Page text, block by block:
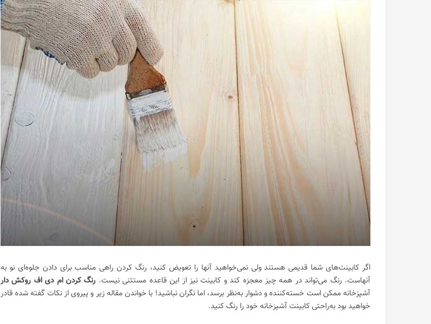
اگر کابینت‌های شما قدیمی هستند ولی نمی‌خواهید آنها را تعویض کنید، رنگ کردن راهی مناسب برای دادن جلوه‌ای نو به
آنهاست. رنگ می‌تواند در همه چیز معجزه کند و کابینت نیز از این قاعده مستثنی نیست. رنگ کردن ام دی اف روکش دار
آشپزخانه ممکن است خسته‌کننده و دشوار به‌نظر برسد، اما نگران نباشید! با خواندن مقاله زیر و پیروی از نکات گفته شده قادر
خواهید بود به‌راحتی کابینت آشپزخانه خود را رنگ کنید.